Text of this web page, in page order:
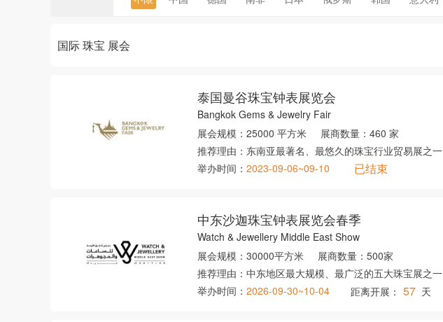
国际 珠宝 展会
泰国曼谷珠宝钟表展览会
Bangkok Gems & Jewelry Fair
展会规模： 25000 平方米 展商数量： 460 家
推荐理由： 东南亚最著名、最悠久的珠宝行业贸易展之一
举办时间： 2023-09-06~09-10 已结束
中东沙迦珠宝钟表展览会春季
Watch & Jewellery Middle East Show
展会规模： 30000平方米 展商数量： 500家
推荐理由： 中东地区最大规模、最广泛的五大珠宝展之一
举办时间： 2026-09-30~10-04 距离开展： 57 天